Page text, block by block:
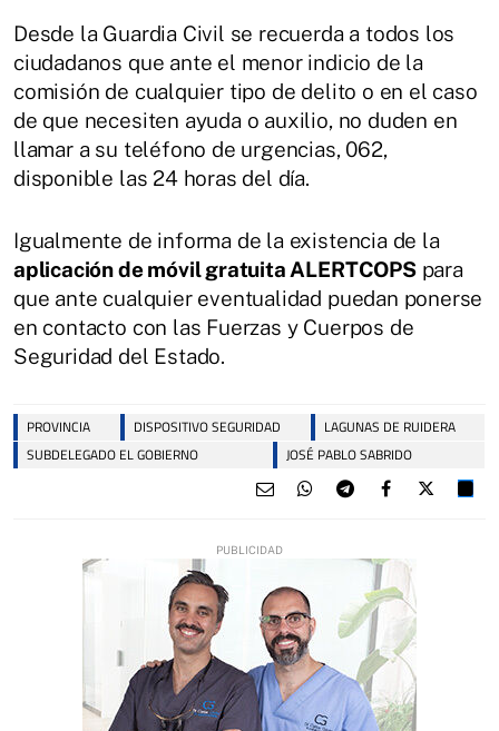
Desde la Guardia Civil se recuerda a todos los
ciudadanos que ante el menor indicio de la
comisión de cualquier tipo de delito o en el caso
de que necesiten ayuda o auxilio, no duden en
llamar a su teléfono de urgencias, 062,
disponible las 24 horas del día.
Igualmente de informa de la existencia de la
aplicación de móvil gratuita ALERTCOPSpara
que ante cualquier eventualidad puedan ponerse
en contacto con las Fuerzas y Cuerpos de
Seguridad del Estado.
PROVINCIA DISPOSITIVO SEGURIDAD
LAGUNAS DE RUIDERA
SUBDELEGADO EL GOBIERNO
JOSÉ PABLO SABRIDO